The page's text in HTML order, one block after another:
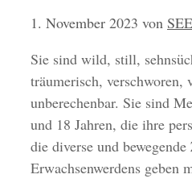
1. November 2023 von
Sie sind wild, still,
träumerisch, verschworen,
unberechenbar. Sie sind
und 18 Jahren, die ihre
die diverse und bewegende
Erwachsenwerdens geben